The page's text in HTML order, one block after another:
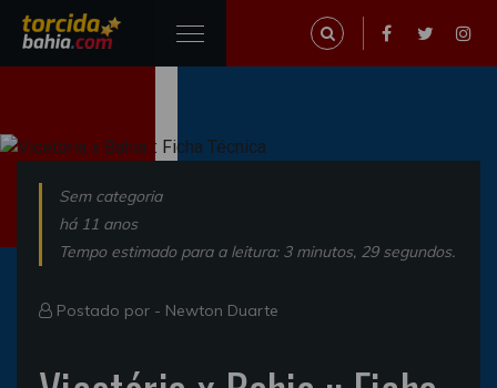
Sem categoria
há 11 anos
Tempo estimado para a leitura: 3 minutos, 29 segundos.
Postado por - Newton Duarte